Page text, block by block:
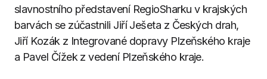
slavnostního představení RegioSharku v krajských
barvách se zúčastnili Jiří Ješeta z Českých drah,
Jiří Kozák z Integrované dopravy Plzeňského kraje
a Pavel Čížek z vedení Plzeňského kraje.